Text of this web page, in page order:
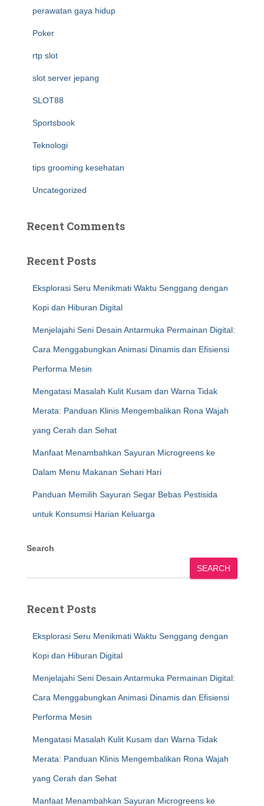
perawatan gaya hidup
Poker
rtp slot
slot server jepang
SLOT88
Sportsbook
Teknologi
tips grooming kesehatan
Uncategorized
Recent Comments
Recent Posts
Eksplorasi Seru Menikmati Waktu Senggang dengan
Kopi dan Hiburan Digital
Menjelajahi Seni Desain Antarmuka Permainan Digital:
Cara Menggabungkan Animasi Dinamis dan Efisiensi
Performa Mesin
Mengatasi Masalah Kulit Kusam dan Warna Tidak
Merata: Panduan Klinis Mengembalikan Rona Wajah
yang Cerah dan Sehat
Manfaat Menambahkan Sayuran Microgreens ke
Dalam Menu Makanan Sehari Hari
Panduan Memilih Sayuran Segar Bebas Pestisida
untuk Konsumsi Harian Keluarga
Search
SEARCH
Recent Posts
Eksplorasi Seru Menikmati Waktu Senggang dengan
Kopi dan Hiburan Digital
Menjelajahi Seni Desain Antarmuka Permainan Digital:
Cara Menggabungkan Animasi Dinamis dan Efisiensi
Performa Mesin
Mengatasi Masalah Kulit Kusam dan Warna Tidak
Merata: Panduan Klinis Mengembalikan Rona Wajah
yang Cerah dan Sehat
Manfaat Menambahkan Sayuran Microgreens ke